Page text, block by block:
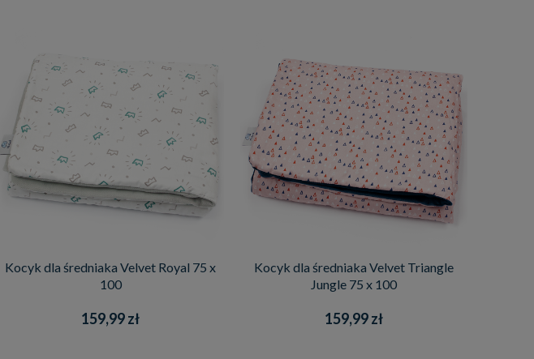
Kocyk dla średniaka Velvet Royal 75 x
100
159,99 zł
Kocyk dla średniaka Velvet Triangle
Jungle 75 x 100
159,99 zł